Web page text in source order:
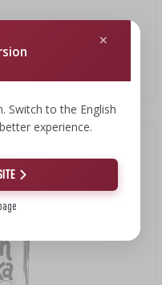
1 szt.
Switch to the English
experience.